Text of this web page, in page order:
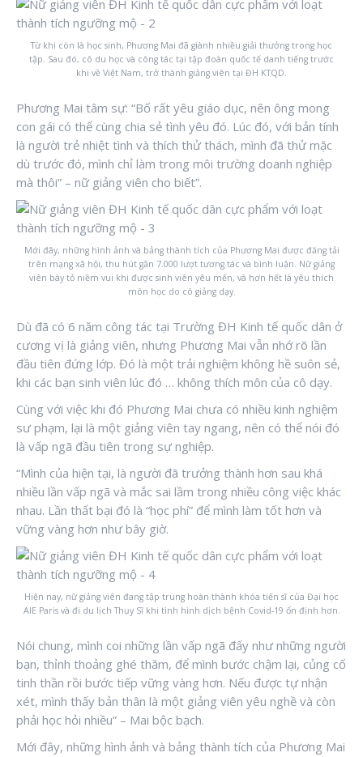
Từ khi còn là học sinh, Phương Mai đã giành nhiều giải thưởng trong học
tập. Sau đó, cô du học và công tác tại tập đoàn quốc tế danh tiếng trước
khi về Việt Nam, trở thành giảng viên tại ĐH KTQD.
Phương Mai tâm sự: “Bố rất yêu giáo dục, nên ông mong
con gái có thể cùng chia sẻ tình yêu đó. Lúc đó, với bản tính
là người trẻ nhiệt tình và thích thử thách, mình đã thử mặc
dù trước đó, mình chỉ làm trong môi trường doanh nghiệp
mà thôi” – nữ giảng viên cho biết”.
Mới đây, những hình ảnh và bảng thành tích của Phương Mai được đăng tải
trên mạng xã hội, thu hút gần 7.000 lượt tương tác và bình luận. Nữ giảng
viên bày tỏ niềm vui khi được sinh viên yêu mến, và hơn hết là yêu thích
môn học do cô giảng dạy.
Dù đã có 6 năm công tác tại Trường ĐH Kinh tế quốc dân ở
cương vị là giảng viên, nhưng Phương Mai vẫn nhớ rõ lần
đầu tiên đứng lớp. Đó là một trải nghiệm không hề suôn sẻ,
khi các bạn sinh viên lúc đó … không thích môn của cô dạy.
Cùng với việc khi đó Phương Mai chưa có nhiều kinh nghiệm
sư phạm, lại là một giảng viên tay ngang, nên có thể nói đó
là vấp ngã đầu tiên trong sự nghiệp.
“Mình của hiện tại, là người đã trưởng thành hơn sau khá
nhiều lần vấp ngã và mắc sai lầm trong nhiều công việc khác
nhau. Lần thất bại đó là “học phí” để mình làm tốt hơn và
vững vàng hơn như bây giờ.
Hiện nay, nữ giảng viên đang tập trung hoàn thành khóa tiến sĩ của Đại học
AIE Paris và đi du lịch Thụy Sĩ khi tình hình dịch bệnh Covid-19 ổn định hơn.
Nói chung, mình coi những lần vấp ngã đấy như những người
bạn, thỉnh thoảng ghé thăm, để mình bước chậm lại, củng cố
tinh thần rồi bước tiếp vững vàng hơn. Nếu được tự nhận
xét, mình thấy bản thân là một giảng viên yêu nghề và còn
phải học hỏi nhiều” – Mai bộc bạch.
Mới đây, những hình ảnh và bảng thành tích của Phương Mai